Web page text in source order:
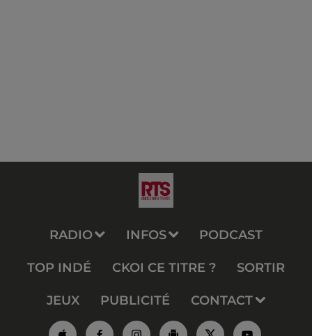
RADIO INFOS PODCAST
TOP INDÉ CKOI CE TITRE ? SORTIR
JEUX PUBLICITÉ CONTACT